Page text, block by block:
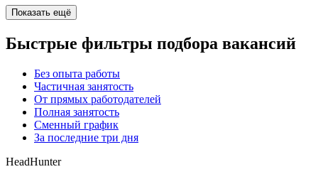
Показать ещё
Быстрые фильтры подбора вакансий
Без опыта работы
Частичная занятость
От прямых работодателей
Полная занятость
Сменный график
За последние три дня
HeadHunter